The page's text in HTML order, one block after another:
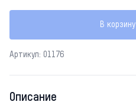
В корзину
Артикул: 01176
Описание